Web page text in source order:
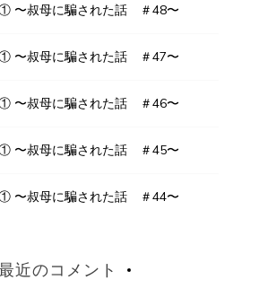
〜叔母に騙された話 ＃48〜
〜叔母に騙された話 ＃47〜
〜叔母に騙された話 ＃46〜
〜叔母に騙された話 ＃45〜
〜叔母に騙された話 ＃44〜
近のコメント